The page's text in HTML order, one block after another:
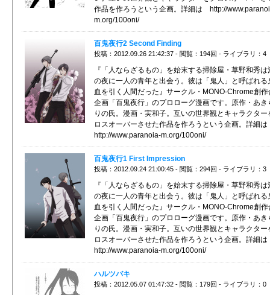
作品を作ろうという企画。詳細は http://
m.org/100oni/
百鬼夜行2 Second Finding
投稿：2012.09.26 21:42:37 - 閲覧：194回 - ライブラリ：4
『「人ならざるもの」を始末する掃除屋・草野和秀は
の夜に一人の青年と出会う。彼は「鬼人」と呼ばれる
血を引く人間だった』サークル・MONO-Chrome創作
企画「百鬼夜行」のプロローグ漫画です。原作・あき
りの氏。漫画・実和子。互いの世界観とキャラクター
ロスオーバーさせた作品を作ろうという企画。詳細
http://www.paranoia-m.org/100oni/
百鬼夜行1 First Impression
投稿：2012.09.24 21:00:45 - 閲覧：294回 - ライブラリ：3
『「人ならざるもの」を始末する掃除屋・草野和秀は
の夜に一人の青年と出会う。彼は「鬼人」と呼ばれる
血を引く人間だった』サークル・MONO-Chrome創作
企画「百鬼夜行」のプロローグ漫画です。原作・あき
りの氏。漫画・実和子。互いの世界観とキャラクター
ロスオーバーさせた作品を作ろうという企画。詳細
http://www.paranoia-m.org/100oni/
ハルツバキ
投稿：2012.05.07 01:47:32 - 閲覧：179回 - ライブラリ：0